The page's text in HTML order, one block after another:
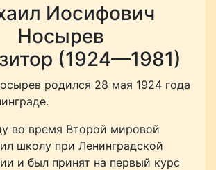
Иосифович
Носырев
(1924—1981)
родился 28 мая 1924 года
во время Второй мировой
школу при Ленинградской
и был принят на первый курс